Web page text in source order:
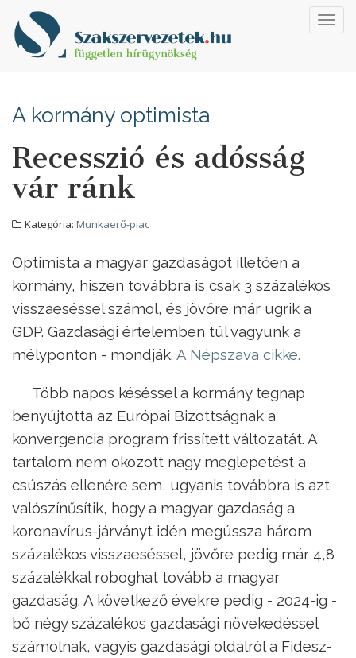
A kormány optimista
Recesszió és adósság
vár ránk
Kategória: Munkaerő-piac
Optimista a magyar gazdaságot illetően a
kormány, hiszen továbbra is csak 3 százalékos
visszaeséssel számol, és jövőre már ugrik a
GDP. Gazdasági értelemben túl vagyunk a
mélyponton - mondják. A Népszava cikke.
Több napos késéssel a kormány tegnap
benyújtotta az Európai Bizottságnak a
konvergencia program frissített változatát. A
tartalom nem okozott nagy meglepetést a
csúszás ellenére sem, ugyanis továbbra is azt
valószínűsítik, hogy a magyar gazdaság a
koronavírus-járványt idén megússza három
százalékos visszaeséssel, jövőre pedig már 4,8
százalékkal roboghat tovább a magyar
gazdaság. A következő évekre pedig - 2024-ig -
bő négy százalékos gazdasági növekedéssel
számolnak, vagyis gazdasági oldalról a Fidesz-